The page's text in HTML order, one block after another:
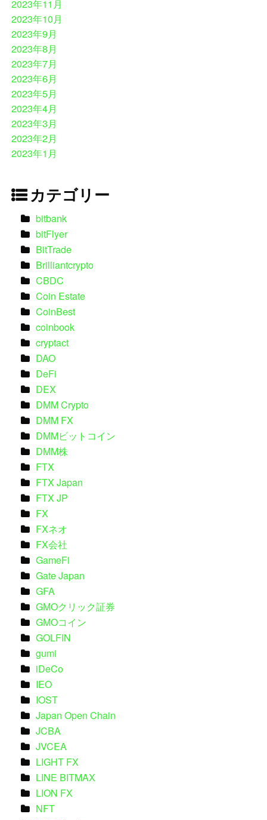
2023年11月
2023年10月
2023年9月
2023年8月
2023年7月
2023年6月
2023年5月
2023年4月
2023年3月
2023年2月
2023年1月
カテゴリー
bitbank
bitFlyer
BitTrade
Brilliantcrypto
CBDC
Coin Estate
CoinBest
coinbook
cryptact
DAO
DeFi
DEX
DMM Crypto
DMM FX
DMMビットコイン
DMM株
FTX
FTX Japan
FTX JP
FX
FXネオ
FX会社
GameFi
Gate Japan
GFA
GMOクリック証券
GMOコイン
GOLFIN
gumi
iDeCo
IEO
IOST
Japan Open Chain
JCBA
JVCEA
LIGHT FX
LINE BITMAX
LION FX
NFT